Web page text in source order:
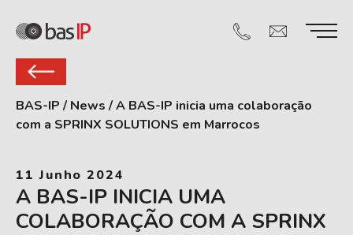
BAS-IP / News /A BAS-IP inicia uma colaboração
com a SPRINX SOLUTIONS em Marrocos
11 Junho 2024
A BAS-IP INICIA UMA
COLABORAÇÃO COM A SPRINX